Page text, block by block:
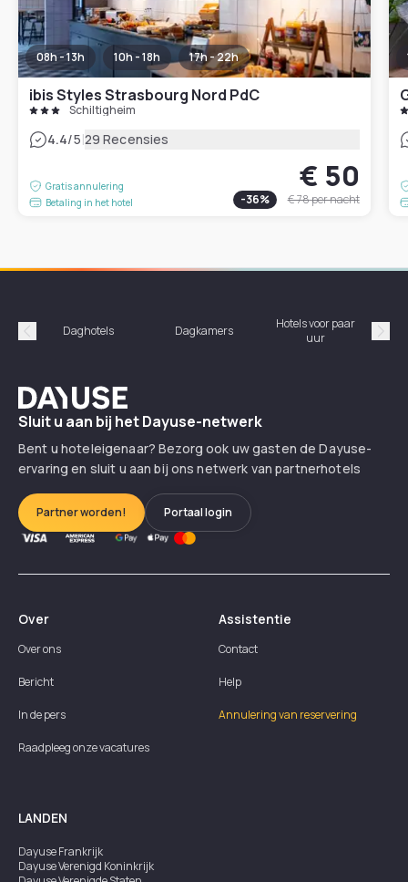
08h - 13h 10h - 18h 17h - 22h
ibis Styles Strasbourg Nord PdC
Schiltigheim
4.4/5|29 Recensies
Gratis annulering
Betaling in het hotel
€ 50
-36% € 78per nacht
Précédent
Daghotels Dagkamers
Hotels voor paar
uur
Dayuse
Sluit u aan bij het Dayuse-netwerk
Bent u hoteleigenaar? Bezorg ook uw gasten de Dayuse-
ervaring en sluit u aan bij ons netwerk van partnerhotels
Partner worden! Portaal login
Over
Over ons
Bericht
In de pers
Raadpleeg onze vacatures
Assistentie
Contact
Help
Annulering van reservering
LANDEN
DayuseFrankrijk
DayuseVerenigd Koninkrijk